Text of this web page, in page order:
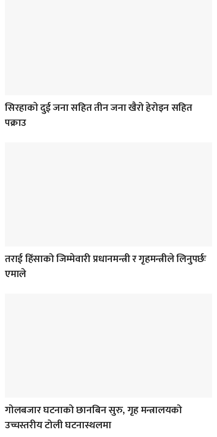
सिरहाकाे दुई जना सहित तीन जना खैरो हेरोइन सहित
पक्राउ
तराई हिंसाको जिम्मेवारी प्रधानमन्त्री र गृहमन्त्रीले लिनुपर्छः
एमाले
गोलबजार घटनाको छानबिन सुरु, गृह मन्त्रालयको
उच्चस्तरीय टोली घटनास्थलमा